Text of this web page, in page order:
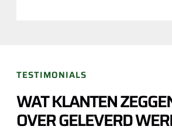
TESTIMONIALS
WAT KLANTEN
OVER GELEVERD